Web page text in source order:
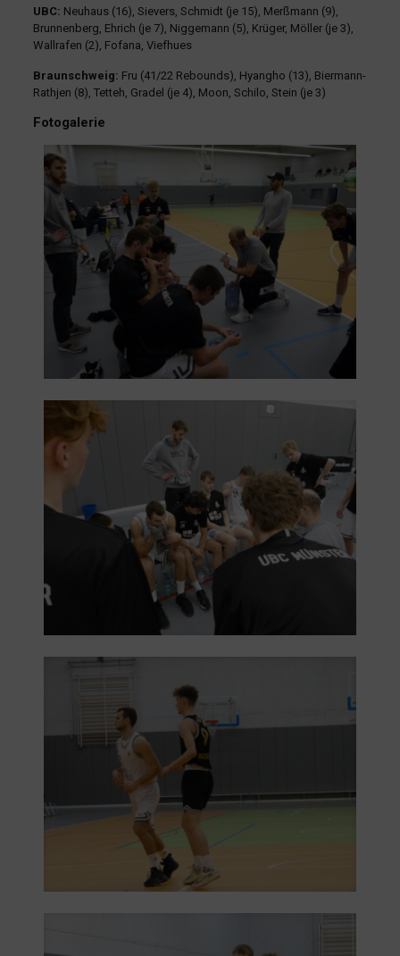
UBC: Neuhaus (16), Sievers, Schmidt (je 15), Merßmann (9),
Brunnenberg, Ehrich (je 7), Niggemann (5), Krüger, Möller (je 3),
Wallrafen (2), Fofana, Viefhues
Braunschweig: Fru (41/22 Rebounds), Hyangho (13), Biermann-
Rathjen (8), Tetteh, Gradel (je 4), Moon, Schilo, Stein (je 3)
Fotogalerie